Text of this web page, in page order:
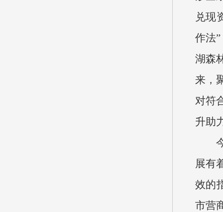
兑现
作法
湖森
来，
对符
升助
展有
效的
市营